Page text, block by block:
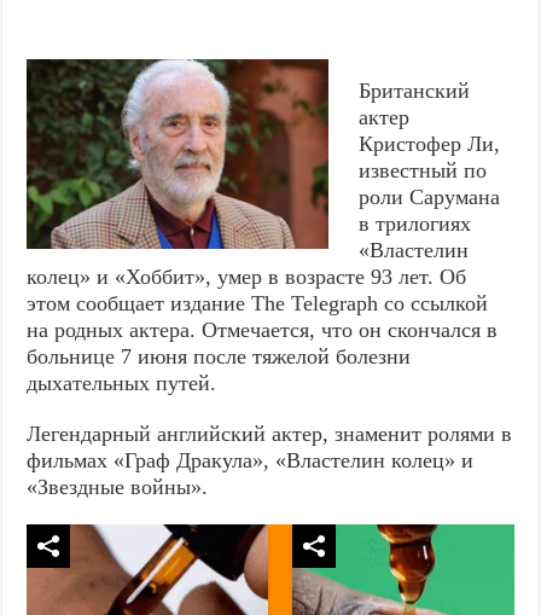
Британский
актер
Кристофер Ли,
известный по
роли Сарумана
в трилогиях
«Властелин
колец» и «Хоббит», умер в возрасте 93 лет. Об
этом сообщает издание The Telegraph со ссылкой
на родных актера. Отмечается, что он скончался в
больнице 7 июня после тяжелой болезни
дыхательных путей.
Легендарный английский актер, знаменит ролями в
фильмах «Граф Дракула», «Властелин колец» и
«Звездные войны».